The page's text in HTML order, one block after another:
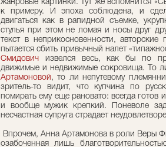
жанровые картинки. Тут же вспомнится
к примеру. И эпоха соблюдена, и
двигаться как в рапидной съемке,
стулья при этом не ломая и носы друг
текст в неприкосновенности,
пытается сбить привычный налет
Смидович извелся весь, как бы по
движимые и недвижимые сокровища. То
Артамоновой, то ли непутевому
зритель-то видит, что купчина по
помирать ему еще рановато: всегда готов
и вообще мужик крепкий. Поневоле
несчастная супруга страдает
Впрочем, Анна Артамонова в роли Веры
озабоченная лишь